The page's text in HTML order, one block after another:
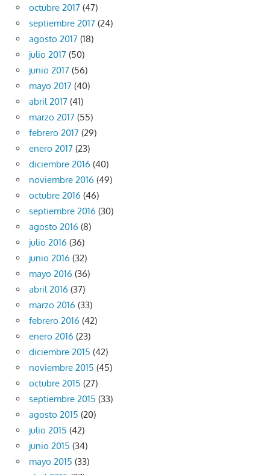
octubre 2017 (47)
septiembre 2017 (24)
agosto 2017 (18)
julio 2017 (50)
junio 2017 (56)
mayo 2017 (40)
abril 2017 (41)
marzo 2017 (55)
febrero 2017 (29)
enero 2017 (23)
diciembre 2016 (40)
noviembre 2016 (49)
octubre 2016 (46)
septiembre 2016 (30)
agosto 2016 (8)
julio 2016 (36)
junio 2016 (32)
mayo 2016 (36)
abril 2016 (37)
marzo 2016 (33)
febrero 2016 (42)
enero 2016 (23)
diciembre 2015 (42)
noviembre 2015 (45)
octubre 2015 (27)
septiembre 2015 (33)
agosto 2015 (20)
julio 2015 (42)
junio 2015 (34)
mayo 2015 (33)